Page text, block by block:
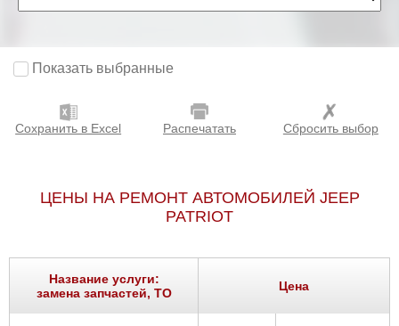
Показать выбранные
Сохранить в Excel Распечатать Сбросить выбор
ЦЕНЫ НА РЕМОНТ АВТОМОБИЛЕЙ JEEP
PATRIOT
Название услуги:
замена запчастей, ТО
Цена